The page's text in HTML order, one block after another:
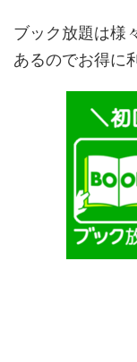
ブック放題は様
あるのでお得に